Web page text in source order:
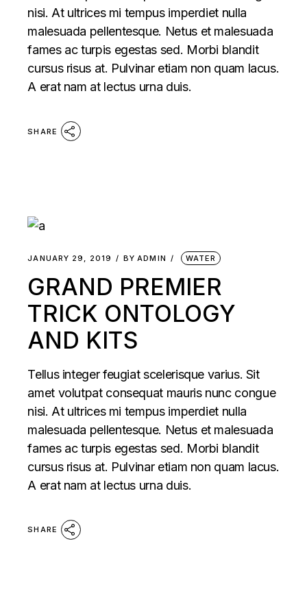
nisi. At ultrices mi tempus imperdiet nulla
malesuada pellentesque. Netus et malesuada
fames ac turpis egestas sed. Morbi blandit
cursus risus at. Pulvinar etiam non quam lacus.
A erat nam at lectus urna duis.
SHARE
JANUARY 29, 2019 BY ADMIN WATER
GRAND PREMIER
TRICK ONTOLOGY
AND KITS
Tellus integer feugiat scelerisque varius. Sit
amet volutpat consequat mauris nunc congue
nisi. At ultrices mi tempus imperdiet nulla
malesuada pellentesque. Netus et malesuada
fames ac turpis egestas sed. Morbi blandit
cursus risus at. Pulvinar etiam non quam lacus.
A erat nam at lectus urna duis.
SHARE